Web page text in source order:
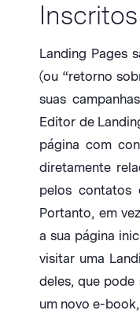
Inscritos
Landing Pages
(ou “retorno
suas
Editor de
página com
diretamente
pelos contatos
Portanto, em
a sua página
visitar uma
deles, que pode
um novo e-